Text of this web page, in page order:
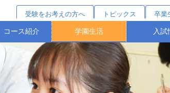
受験をお考えの方へ トピックス 卒業
コース紹介
特進Ｓコース
進学選抜コース
進学コース
学園生活
部活動紹介
スクールカレンダー
制服
桐蔭祭
施設・設備
入試
募集
特待
学校
個別
進路
学費・
学費シミュ
受験をお
オープン
塾対象入